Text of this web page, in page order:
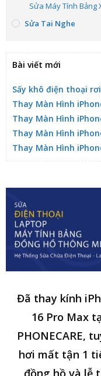
Sửa Máy Tính Bảng
Sửa Tai Nghe
Bài viết mới
Sấy khô điện thoại
Thay Màn Hình
Thay Màn Hình
Thay Màn Hình
Thay Màn Hình
Đã thay kính
16 Pro Max
PHONECARE,
hơi mất tận 1
đồng hồ và lễ